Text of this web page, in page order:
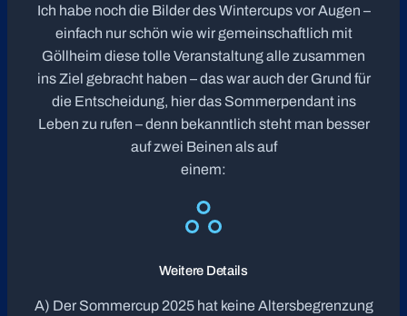
Ich habe noch die Bilder des Wintercups vor Augen –
einfach nur schön wie wir gemeinschaftlich mit
Göllheim diese tolle Veranstaltung alle zusammen
ins Ziel gebracht haben – das war auch der Grund für
die Entscheidung, hier das Sommerpendant ins
Leben zu rufen – denn bekanntlich steht man besser
auf zwei Beinen als auf
einem:
Weitere Details
A) Der Sommercup 2025 hat keine Altersbegrenzung